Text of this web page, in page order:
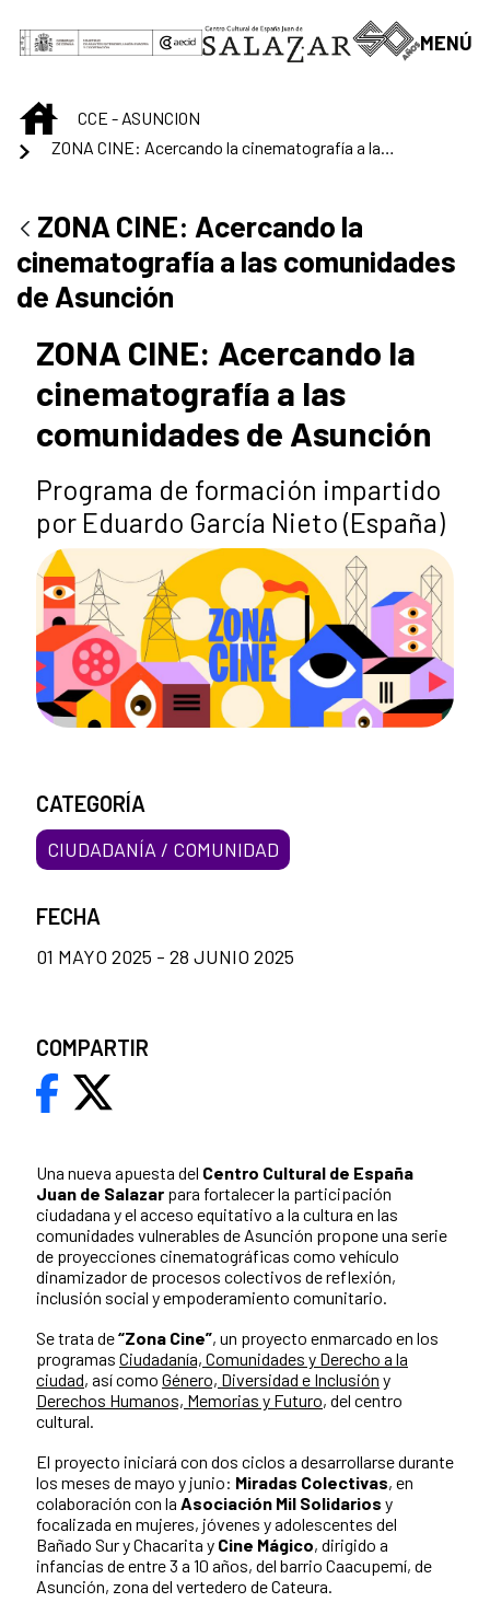
Saltar al contenido principal
MENÚ
INICIOCCE - ASUNCION
ZONA CINE: Acercando la
cinematografía a las comunidades
de Asunción
ZONA CINE: Acercando la
cinematografía a las
comunidades de Asunción
Programa de formación impartido
por Eduardo García Nieto (España)
Una nueva apuesta del Centro Cultural de España
Juan de Salazar para fortalecer la participación
ciudadana y el acceso equitativo a la cultura en las
comunidades vulnerables de Asunción propone una serie
de proyecciones cinematográficas como vehículo
dinamizador de procesos colectivos de reflexión,
inclusión social y empoderamiento comunitario.
Se trata de“Zona Cine”, un proyecto enmarcado en los
programas Ciudadanía, Comunidades y Derecho a la
ciudad, así como Género, Diversidad e Inclusión y
Derechos Humanos, Memorias y Futuro, del centro
cultural.
El proyecto iniciará con dos ciclos a desarrollarse durante
los meses de mayo y junio: Miradas Colectivas, en
colaboración con la Asociación Mil Solidarios y
focalizada en mujeres, jóvenes y adolescentes del
Bañado Sur y Chacarita y Cine Mágico, dirigido a
infancias de entre 3 a 10 años, del barrio Caacupemí, de
Asunción, zona del vertedero de Cateura.
CATEGORÍA
CIUDADANÍA / COMUNIDAD
FECHA
01 MAYO 2025 - 28 JUNIO 2025
COMPARTIR